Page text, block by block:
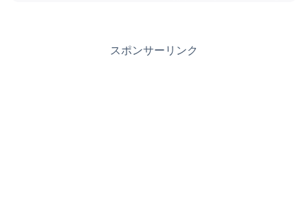
スポンサーリンク